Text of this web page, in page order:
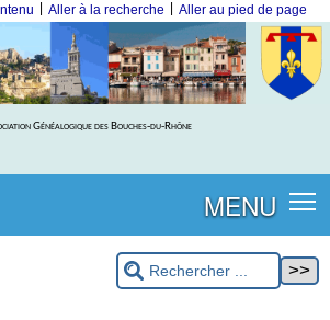
Aller à la recherche Aller au pied de page
Généalogique des Bouches-du-Rhône
MENU